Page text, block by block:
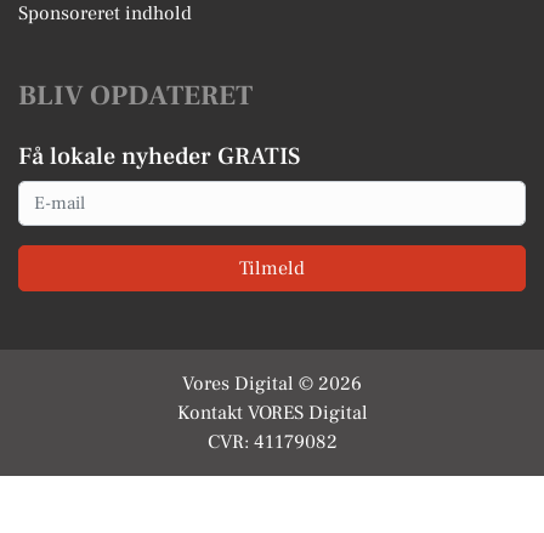
Sponsoreret indhold
BLIV OPDATERET
Få lokale nyheder GRATIS
Email
Tilmeld
Vores Digital © 2026
Kontakt VORES Digital
CVR: 41179082